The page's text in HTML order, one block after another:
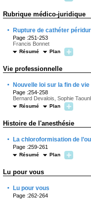
Rubrique médico-juridique
· Rupture de cathéter
Page :251-253
Francis Bonnet
Résumé Plan
Vie professionnelle
· Nouvelle loi sur la fin de
Page :254-258
Bernard Devalois, Sophie
Résumé Plan
Histoire de l'anesthésie
· La chloroformisation de
Page :259-261
Résumé Plan
Lu pour vous
· Lu pour vous
Page :262-264